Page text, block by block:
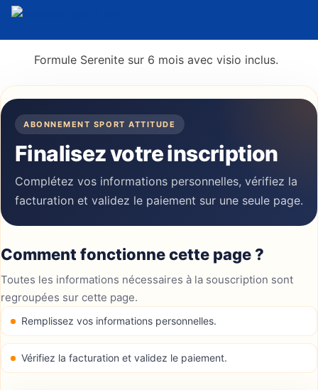
Formule Serenite sur 6 mois avec visio inclus.
ABONNEMENT SPORT ATTITUDE
Finalisez votre inscription
Complétez vos informations personnelles, vérifiez la
facturation et validez le paiement sur une seule page.
Comment fonctionne cette page ?
Toutes les informations nécessaires à la souscription sont
regroupées sur cette page.
Remplissez vos informations personnelles.
Vérifiez la facturation et validez le paiement.